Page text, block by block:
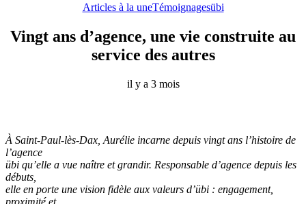
Articles à la uneTémoignagesübi
Vingt ans d’agence, une vie construite au
service des autres
il y a 3 mois
À Saint-Paul-lès-Dax, Aurélie incarne depuis vingt ans l’histoire de
l’agence
übi qu’elle a vue naître et grandir. Responsable d’agence depuis les
débuts,
elle en porte une vision fidèle aux valeurs d’übi : engagement,
proximité et